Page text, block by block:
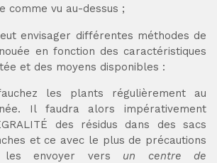
comme vu au-dessus ;
envisager différentes méthodes de
en fonction des caractéristiques
et des moyens disponibles :
les plants régulièrement au
Il faudra alors impérativement
des résidus dans des sacs
et ce avec le plus de précautions
les envoyer vers un centre de